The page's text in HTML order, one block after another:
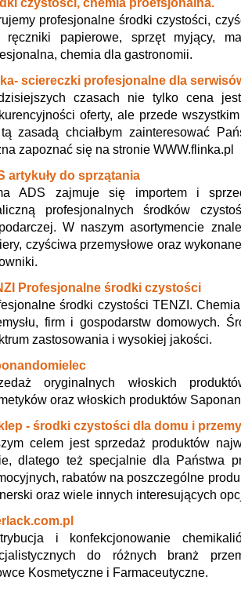
profesjonalne środki czystości,
ręczniki papierowe, sprzęt myjący,
chemia dla gastronomii.
sciereczki profesjonalne dla
czasach nie tylko cena
oferty, ale przede
zasadą chciałbym zainteresować
zapoznać się na stronie WWW.flinka.pl
artykuły do sprzątania
ADS zajmuje się importem i
profesjonalnych środków
W naszym asortymencie
czyściwa przemysłowe oraz
Profesjonalne środki czystości
środki czystości TENZI.
firm i gospodarstw domowych.
zastosowania i wysokiej jakości.
oryginalnych włoskich
oraz włoskich produktów
- środki czystości dla domu i
celem jest sprzedaż produktów
dlatego też specjalnie dla Państwa
rabatów na poszczególne
oraz wiele innych interesujących
i konfekcjonowanie
do różnych branż
Kosmetyczne i Farmaceutyczne.